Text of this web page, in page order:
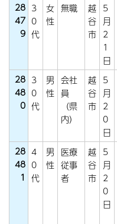
28
47
9
3
0
代
女
性
無職
越
谷
市
5
月
2
1
日
28
48
0
3
0
代
男
性
会社
員
（県
内）
越
谷
市
5
月
2
0
日
28
48
1
4
0
代
男
性
医療
従事
者
越
谷
市
5
月
2
0
日